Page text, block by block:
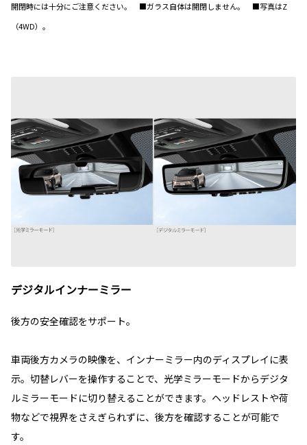
開閉時には十分にご注意ください。 ■ガラス自体は開閉しません。 ■写真はZ
（4WD）。
デジタルインナーミラー
後方の安全確認をサポート。
車両後方カメラの映像を、インナーミラー内のディスプレイに表
示。切替レバーを操作することで、光学ミラーモードからデジタ
ルミラーモードに切り替えることができます。ヘッドレストや荷
物などで視界をさえぎられずに、後方を確認することが可能で
す。